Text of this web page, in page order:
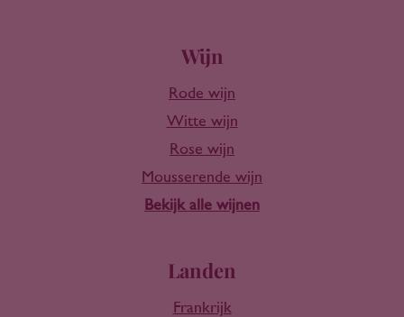
Wijn
Rode wijn
Witte wijn
Rose wijn
Mousserende wijn
Bekijk alle wijnen
Landen
Frankrijk